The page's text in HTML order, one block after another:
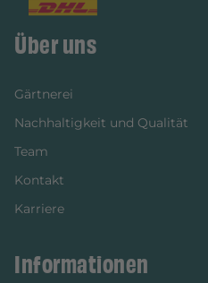
Über uns
Gärtnerei
Nachhaltigkeit und Qualität
Team
Kontakt
Karriere
Informationen